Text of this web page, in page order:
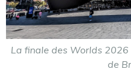
La finale des Worlds
de